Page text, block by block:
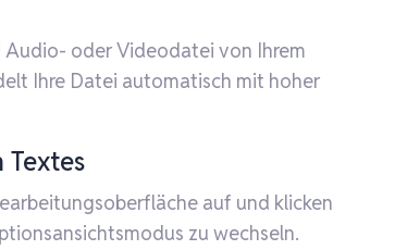
Audio- oder Videodatei von Ihrem
Ihre Datei automatisch mit hoher
auf und klicken
zu wechseln.